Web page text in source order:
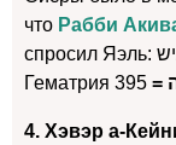
что Рабби
Гематрия
=
4. Хэвэр а-